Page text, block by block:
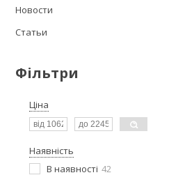
Новости
Статьи
Фільтри
Ціна
Наявність
В наявності 42